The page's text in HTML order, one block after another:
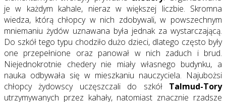
je w każdym kahale, nieraz w większej liczbie. Skromna
wiedza, którą chłopcy w nich zdobywali, w powszechnym
mniemaniu żydów uznawana była jednak za wystarczającą.
Do szkół tego typu chodziło dużo dzieci, dlatego często były
one przepełnione oraz panował w nich zaduch i brud.
Niejednokrotnie chedery nie miały własnego budynku, a
nauka odbywała się w mieszkaniu nauczyciela. Najubożsi
chłopcy żydowscy uczęszczali do szkół Talmud-Tory
utrzymywanych przez kahały, natomiast znacznie rzadsze